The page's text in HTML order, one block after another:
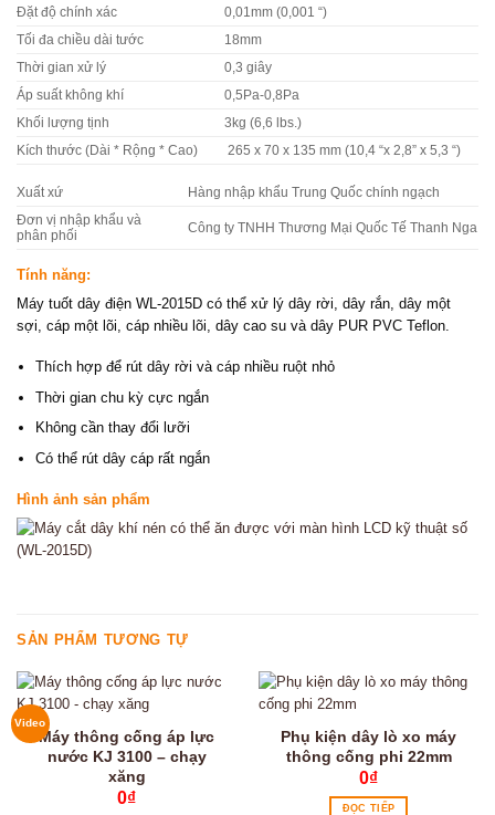
Đặt độ chính xác 0,01mm (0,001 “)
Tối đa chiều dài tước 18mm
Thời gian xử lý 0,3 giây
Áp suất không khí 0,5Pa-0,8Pa
Khối lượng tịnh 3kg (6,6 lbs.)
Kích thước (Dài * Rộng * Cao) 265 x 70 x 135 mm (10,4 “x 2,8” x 5,3 “)
Xuất xứ Hàng nhập khẩu Trung Quốc chính ngạch
Đơn vị nhập khẩu và
phân phối
Công ty TNHH Thương Mại Quốc Tế Thanh Nga
Tính năng:
Máy tuốt dây điện WL-2015D có thể xử lý dây rời, dây rắn, dây một
sợi, cáp một lõi, cáp nhiều lõi, dây cao su và dây PUR PVC Teflon.
Thích hợp để rút dây rời và cáp nhiều ruột nhỏ
Thời gian chu kỳ cực ngắn
Không cần thay đổi lưỡi
Có thể rút dây cáp rất ngắn
Hình ảnh sản phẩm
SẢN PHẨM TƯƠNG TỰ
Video
Máy thông cống áp lực
nước KJ 3100 – chạy
xăng
0₫
Phụ kiện dây lò xo máy
thông cống phi 22mm
0₫
ĐỌC TIẾP